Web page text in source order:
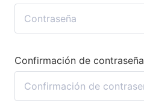
Confirmación de contraseña